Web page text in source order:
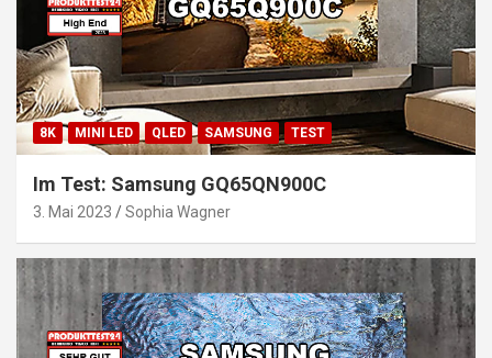
8K MINI LED QLED SAMSUNG TEST
Im Test: Samsung GQ65QN900C
3. Mai 2023 Sophia Wagner